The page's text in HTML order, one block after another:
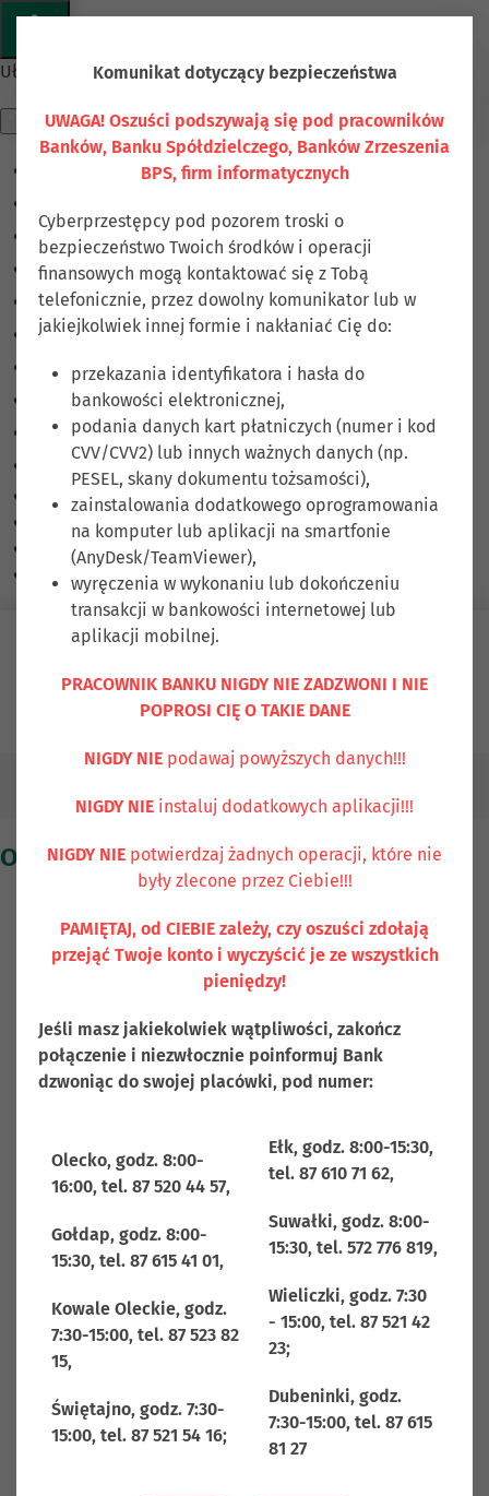
Ułatwienia dostępu
Odwróć kolory
Ciemny kontrast
Jasny kontrast
Niskie nasycenie
Wysokie nasycenie
Zaznacz linki
Zaznacz nagłówki
Czytnik ekranu
Tryb czytania
Skalowanie treści 100 %
Czcionka 100%
Wysokość linii 100%
Odstęp liter 100 %
Ubezpiecz się Kontakt
O Banku
Historia Banku Spółdzielczego w
10 lutego 1951r. powstała Gminna Kasa Spółdzielcza w
Olecku, która podlegała oddziałowi Centralnego
działalności była pomoc w podnoszeniu dobrobytu i
kultury bezrolnych, małorolnych i średniorolnych
wsi oraz ochrona ich przed lichwą i wyzyskiem
kapitalistycznym. W latach 1951- 1958 GKS w Olecku
posiadała cztery punkty kasowe: w Świętajnie,
Wieliczkach, Szczecinkach i Zalesiu. Zajmowały się
one obsługą ludności wiejskiej, w szczególności
wypłatami za płody rolne skupione przez G.S.
Samopomoc Chłopska oraz przyjmowały spłaty
kredytów i pożyczek.
1 czerwca 1958r. uchwałą Walnego Zgromadzenia
Komunikat dotyczący bezpieczeństwa
UWAGA! Oszuści podszywają się pod pracowników
Banków, Banku Spółdzielczego, Banków Zrzeszenia
BPS, firm informatycznych
Cyberprzestępcy pod pozorem troski o
bezpieczeństwo Twoich środków i operacji
finansowych mogą kontaktować się z Tobą
telefonicznie, przez dowolny komunikator lub w
jakiejkolwiek innej formie i nakłaniać Cię do:
przekazania identyfikatora i hasła do
bankowości elektronicznej,
podania danych kart płatniczych (numer i kod
CVV/CVV2) lub innych ważnych danych (np.
PESEL, skany dokumentu tożsamości),
zainstalowania dodatkowego oprogramowania
na komputer lub aplikacji na smartfonie
(AnyDesk/TeamViewer),
wyręczenia w wykonaniu lub dokończeniu
transakcji w bankowości internetowej lub
aplikacji mobilnej.
PRACOWNIK BANKU NIGDY NIE ZADZWONI I NIE
POPROSI CIĘ O TAKIE DANE
NIGDY NIEpodawaj powyższych danych!!!
NIGDY NIE instaluj dodatkowych aplikacji!!!
NIGDY NIE potwierdzaj żadnych operacji, które nie
były zlecone przez Ciebie!!!
PAMIĘTAJ, od CIEBIE zależy, czy oszuści zdołają
przejąć Twoje konto i wyczyścić je ze wszystkich
pieniędzy!
Jeśli masz jakiekolwiek wątpliwości, zakończ
połączenie i niezwłocznie poinformuj Bank
dzwoniąc do swojej placówki, pod numer:
Olecko, godz. 8:00-
16:00, tel. 87 520 44 57,
Gołdap, godz. 8:00-
15:30, tel. 87 615 41 01,
Kowale Oleckie, godz.
7:30-15:00, tel. 87 523 82
15,
Świętajno, godz. 7:30-
15:00, tel. 87 521 54 16;
Ełk, godz. 8:00-15:30,
tel. 87 610 71 62,
Suwałki, godz. 8:00-
15:30, tel. 572 776 819,
Wieliczki, godz. 7:30
- 15:00, tel. 87 521 42
23;
Dubeninki, godz.
7:30-15:00, tel. 87 615
81 27